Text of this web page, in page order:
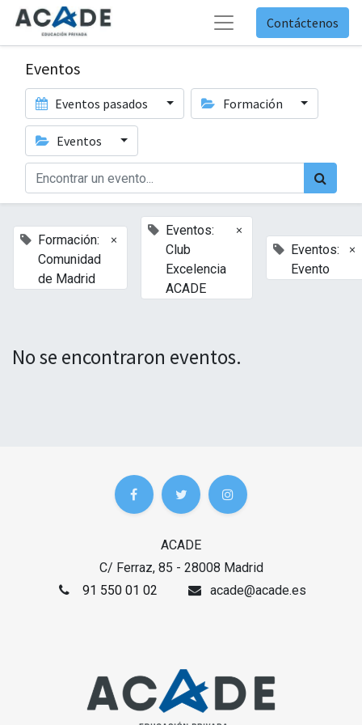
Contáctenos
Eventos
Eventos pasados Formación
Eventos
Formación:
Comunidad
de Madrid
×
Eventos:
Club
Excelencia
ACADE
×
Eventos:
Evento
×
No se encontraron eventos.
ACADE
C/ Ferraz, 85 - 28008 Madrid
91 550 01 02
acade@acade.es